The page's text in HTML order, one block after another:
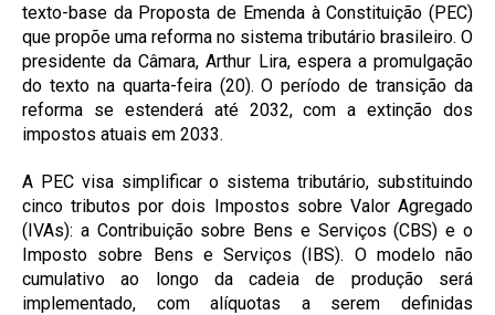
texto-base da Proposta de Emenda à Constituição (PEC)
que propõe uma reforma no sistema tributário brasileiro. O
presidente da Câmara, Arthur Lira, espera a promulgação
do texto na quarta-feira (20). O período de transição da
reforma se estenderá até 2032, com a extinção dos
impostos atuais em 2033.
A PEC visa simplificar o sistema tributário, substituindo
cinco tributos por dois Impostos sobre Valor Agregado
(IVAs): a Contribuição sobre Bens e Serviços (CBS) e o
Imposto sobre Bens e Serviços (IBS). O modelo não
cumulativo ao longo da cadeia de produção será
implementado, com alíquotas a serem definidas